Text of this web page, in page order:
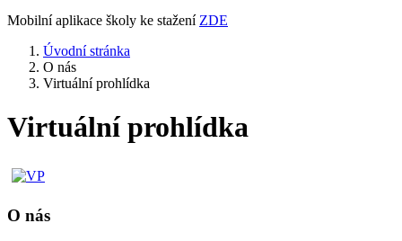
Mobilní aplikace školy ke stažení ZDE
Úvodní stránka
O nás
Virtuální prohlídka
Virtuální prohlídka
O nás